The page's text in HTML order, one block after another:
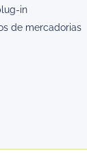
in
de mercadorias